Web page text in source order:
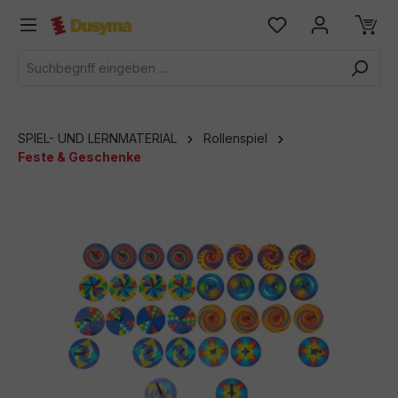
springen
SPIEL- UND LERNMATERIAL
Rollenspiel
Feste & Geschenke